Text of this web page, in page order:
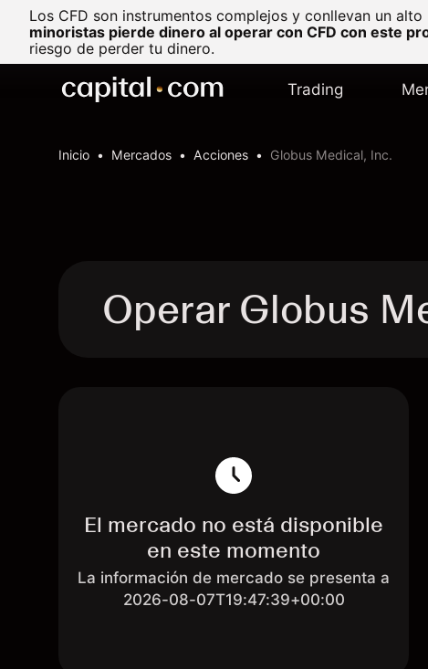
Los CFD son instrumentos complejos y conllevan un
minoristas pierde dinero al operar con CFD con este
riesgo de perder tu dinero.
Trading
Inicio Mercados Acciones Globus Medical, Inc.
Operar Globus
El mercado no está disponible
en este momento
La información de mercado se presenta a
2026-08-07T19:47:39+00:00